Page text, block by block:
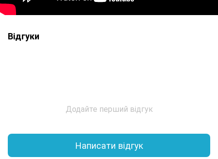
Відгуки
Додайте перший відгук
Написати відгук